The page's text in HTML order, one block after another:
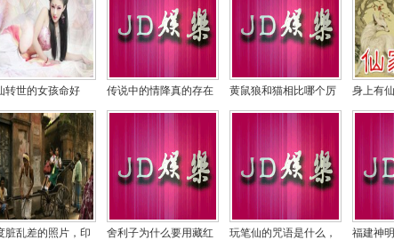
转世的女孩命好
狐仙一般找什么人
传说中的情降真的存在
吗，情降成功后对方什
黄鼠狼和猫相比哪个厉
害，传说黄鼠狼怕鹅的
身上有
析，有
脏乱差的照片，印
舍利子为什么要用藏红
玩笔仙的咒语是什么，
福建神